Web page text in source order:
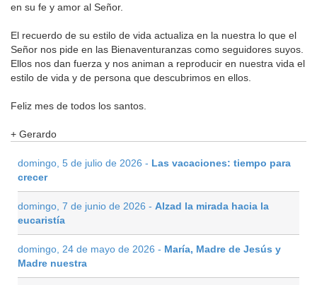
en su fe y amor al Señor.
El recuerdo de su estilo de vida actualiza en la nuestra lo que el
Señor nos pide en las Bienaventuranzas como seguidores suyos.
Ellos nos dan fuerza y nos animan a reproducir en nuestra vida el
estilo de vida y de persona que descubrimos en ellos.
Feliz mes de todos los santos.
+ Gerardo
domingo, 5 de julio de 2026 - Las vacaciones: tiempo para
crecer
domingo, 7 de junio de 2026 - Alzad la mirada hacia la
eucaristía
domingo, 24 de mayo de 2026 - María, Madre de Jesús y
Madre nuestra